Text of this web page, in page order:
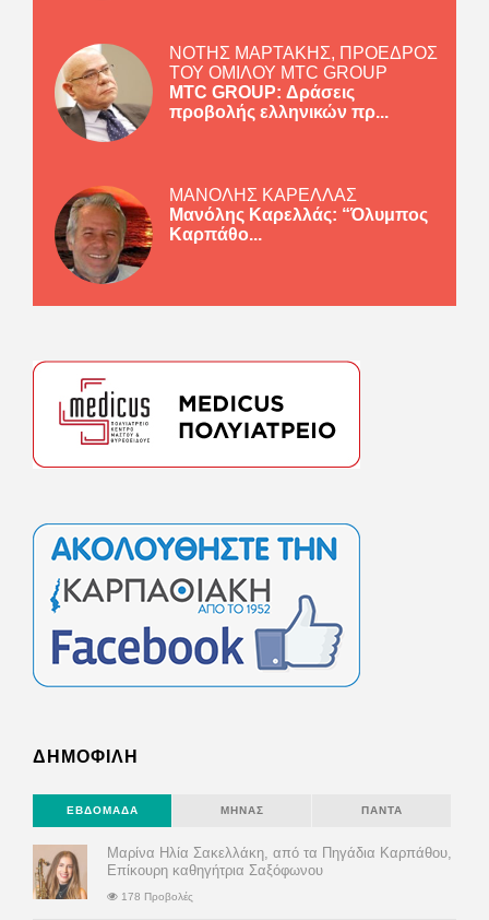
ΝΟΤΗΣ ΜΑΡΤΑΚΗΣ, ΠΡΟΕΔΡΟΣ
ΤΟΥ ΟΜΙΛΟΥ MTC GROUP
MTC GROUP: Δράσεις
προβολής ελληνικών πρ...
ΜΑΝΟΛΗΣ ΚΑΡΕΛΛΑΣ
Μανόλης Καρελλάς: “Όλυμπος
Καρπάθο...
ΔΗΜΟΦΙΛΗ
ΕΒΔΟΜΆΔΑ ΜΉΝΑΣ ΠΆΝΤΑ
Μαρίνα Ηλία Σακελλάκη, από τα Πηγάδια Καρπάθου,
Επίκουρη καθηγήτρια Σαξόφωνου
178 Προβολές